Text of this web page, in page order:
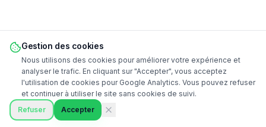
Gestion des cookies
Nous utilisons des cookies pour améliorer votre expérience et
analyser le trafic. En cliquant sur "Accepter", vous acceptez
l'utilisation de cookies pour Google Analytics. Vous pouvez refuser
et continuer à utiliser le site sans cookies de suivi.
Refuser
Accepter